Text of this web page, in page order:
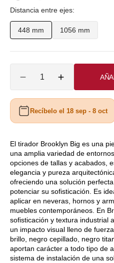
-
Mate
-
fusil
Distancia entre ejes:
448 mm
Variante
agotada
o
disponible
1056 mm
agotada
o
disponible
Reducir
cantidad
Manillón
Viefe
Brooklyn
Aumentar
cantidad
Manillón
Viefe
Brooklyn
Recíbelo el 18 sep - 8 oct
El tirador Brooklyn Big es una
una amplia variedad de
opciones de tallas y acabados,
elegancia y pureza
ofreciendo una solución
potenciar su sofisticación. Es
aplicar en neveras, hornos y
muebles contemporáneos. En
sofisticación y textura industrial
un impacto visual lleno de
brillo, negro cepillado, negro
aportan carácter a todo tipo de
sistema de instalación de una